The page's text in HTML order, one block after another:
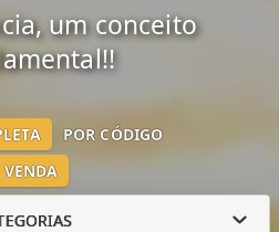
um conceito
VENDA
POR CÓDIGO